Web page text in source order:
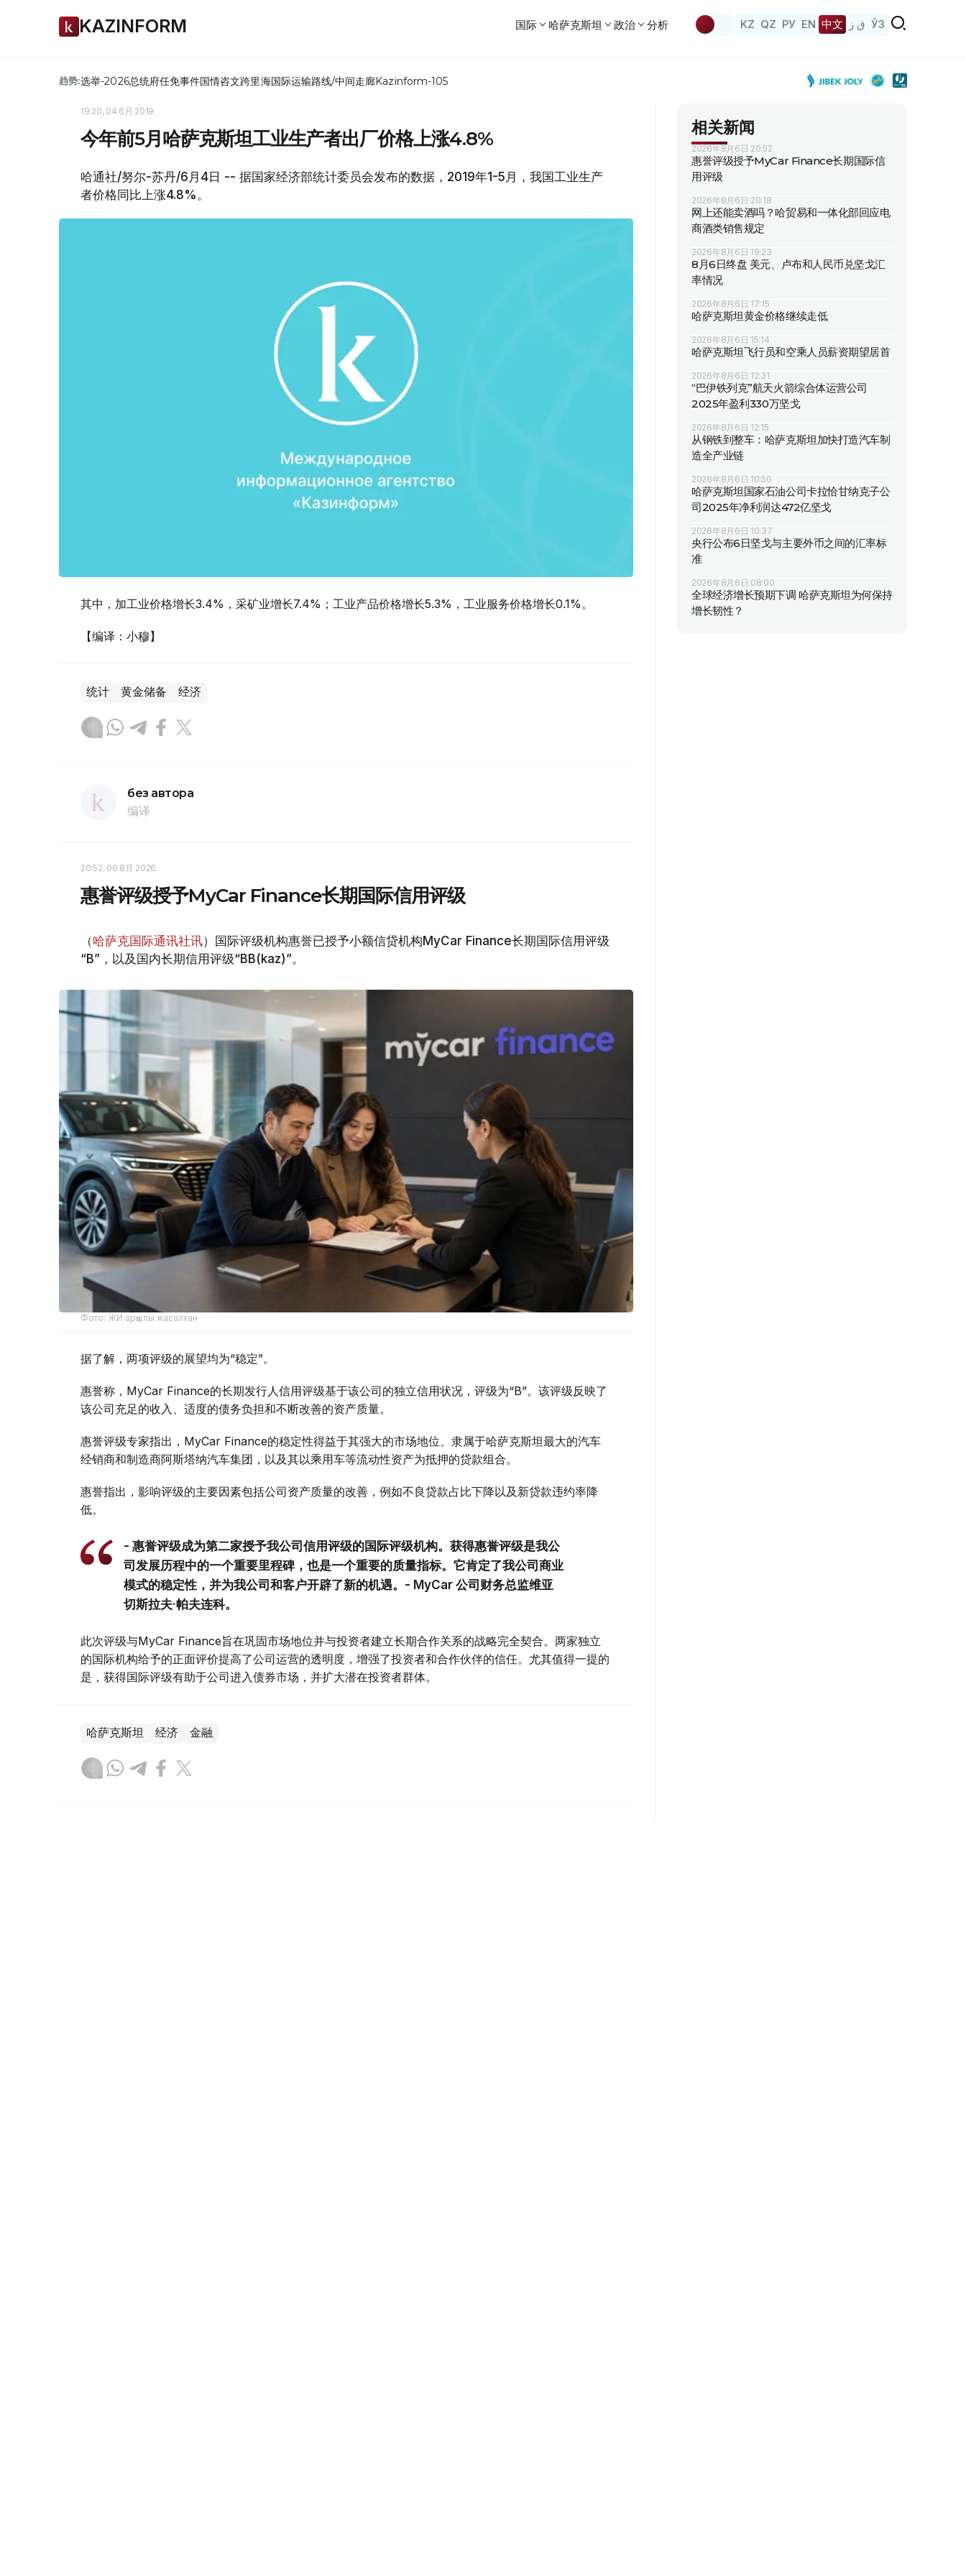
KAZINFORM 国际 哈萨克斯坦 政治 分析 KZ QZ РУ EN 中文 ق ز ЎЗ
趋势:选举-2026总统府任免事件国情咨文跨里海国际运输路线/中间走廊Kazinform-105
19:20, 04 6月 2019
今年前5月哈萨克斯坦工业生产者出厂价格上涨4.8%
哈通社/努尔-苏丹/6月4日 -- 据国家经济部统计委员会发布的数据，2019年1-5月，我国工业生产
者价格同比上涨4.8%。
其中，加工业价格增长3.4%，采矿业增长7.4%；工业产品价格增长5.3%，工业服务价格增长0.1%。
【编译：小穆】
统计 黄金储备 经济
без автора
编译
20:52, 06 8月 2026
惠誉评级授予MyCar Finance长期国际信用评级
（哈萨克国际通讯社讯）国际评级机构惠誉已授予小额信贷机构MyCar Finance长期国际信用评级
“B”，以及国内长期信用评级“BB(kaz)”。
Фото: ЖИ арқылы жасалған
据了解，两项评级的展望均为“稳定”。
惠誉称，MyCar Finance的长期发行人信用评级基于该公司的独立信用状况，评级为“B”。该评级反映了
该公司充足的收入、适度的债务负担和不断改善的资产质量。
惠誉评级专家指出，MyCar Finance的稳定性得益于其强大的市场地位、隶属于哈萨克斯坦最大的汽车
经销商和制造商阿斯塔纳汽车集团，以及其以乘用车等流动性资产为抵押的贷款组合。
惠誉指出，影响评级的主要因素包括公司资产质量的改善，例如不良贷款占比下降以及新贷款违约率降
低。
- 惠誉评级成为第二家授予我公司信用评级的国际评级机构。获得惠誉评级是我公
司发展历程中的一个重要里程碑，也是一个重要的质量指标。它肯定了我公司商业
模式的稳定性，并为我公司和客户开辟了新的机遇。- MyCar 公司财务总监维亚
切斯拉夫·帕夫连科。
此次评级与MyCar Finance旨在巩固市场地位并与投资者建立长期合作关系的战略完全契合。两家独立
的国际机构给予的正面评价提高了公司运营的透明度，增强了投资者和合作伙伴的信任。尤其值得一提的
是，获得国际评级有助于公司进入债券市场，并扩大潜在投资者群体。
哈萨克斯坦 经济 金融
相关新闻
2026年8月6日 20:52
惠誉评级授予MyCar Finance长期国际信
用评级
2026年8月6日 20:18
网上还能卖酒吗？哈贸易和一体化部回应电
商酒类销售规定
2026年8月6日 19:23
8月6日终盘 美元、卢布和人民币兑坚戈汇
率情况
2026年8月6日 17:15
哈萨克斯坦黄金价格继续走低
2026年8月6日 15:14
哈萨克斯坦飞行员和空乘人员薪资期望居首
2026年8月6日 12:31
“巴伊铁列克”航天火箭综合体运营公司
2025年盈利330万坚戈
2026年8月6日 12:15
从钢铁到整车：哈萨克斯坦加快打造汽车制
造全产业链
2026年8月6日 10:50
哈萨克斯坦国家石油公司卡拉恰甘纳克子公
司2025年净利润达472亿坚戈
2026年8月6日 10:37
央行公布6日坚戈与主要外币之间的汇率标
准
2026年8月6日 08:00
全球经济增长预期下调 哈萨克斯坦为何保持
增长韧性？